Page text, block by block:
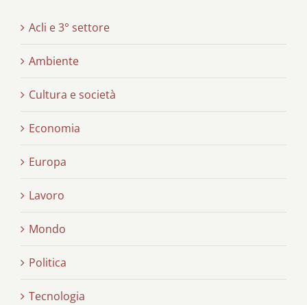
Acli e 3° settore
Ambiente
Cultura e società
Economia
Europa
Lavoro
Mondo
Politica
Tecnologia